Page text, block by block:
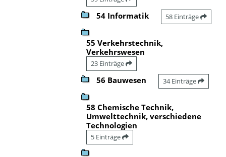
54 Informatik 58 Einträge
55 Verkehrstechnik,
Verkehrswesen
23 Einträge
56 Bauwesen 34 Einträge
58 Chemische Technik,
Umwelttechnik, verschiedene
Technologien
5 Einträge